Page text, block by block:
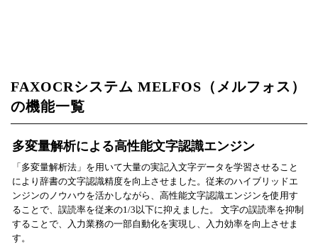
FAXOCRシステム MELFOS（メルフォス）
の機能一覧
多変量解析による高性能文字認識エンジン
「多変量解析法」を用いて大量の実記入文字データを学習させること
により辞書の文字認識精度を向上させました。従来のハイブリッドエ
ンジンのノウハウを活かしながら、高性能文字認識エンジンを使用す
ることで、誤読率を従来の1/3以下に抑えました。 文字の誤読率を抑制
することで、入力業務の一部自動化を実現し、入力効率を向上させま
す。